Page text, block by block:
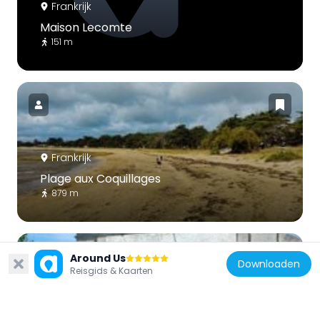
Frankrijk
Maison Lecomte
151 m
Frankrijk
Plage aux Coquillages
879 m
Around Us
Reisgids & Kaarten Downloaden